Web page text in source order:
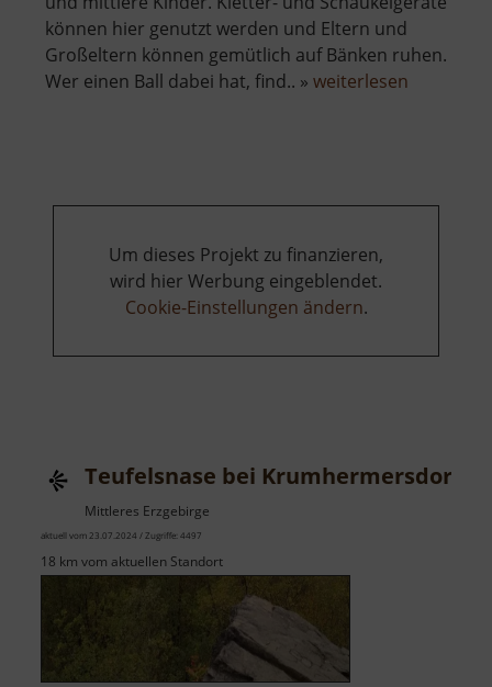
können hier genutzt werden und Eltern und
Großeltern können gemütlich auf Bänken ruhen.
Wer einen Ball dabei hat, find.. » weiterlesen
Um dieses Projekt zu finanzieren,
wird hier Werbung eingeblendet.
Cookie-Einstellungen ändern.
Teufelsnase bei Krumhermersdorf
Mittleres Erzgebirge
aktuell vom 23.07.2024 / Zugriffe: 4497
18 km vom aktuellen Standort